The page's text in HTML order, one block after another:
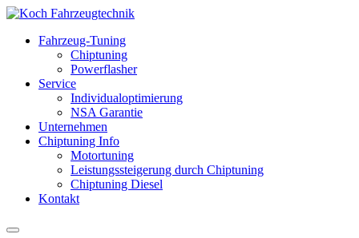
Fahrzeug-Tuning
Chiptuning
Powerflasher
Service
Individualoptimierung
NSA Garantie
Unternehmen
Chiptuning Info
Motortuning
Leistungssteigerung durch Chiptuning
Chiptuning Diesel
Kontakt